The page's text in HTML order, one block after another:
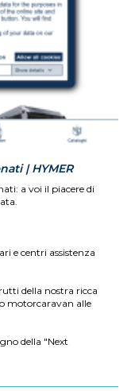
| HYMER
a voi il piacere di
e centri assistenza
della nostra ricca
motorcaravan alle
della "Next